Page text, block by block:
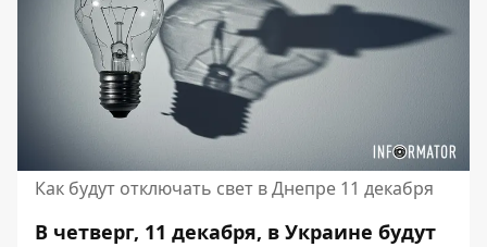
Как будут отключать свет в Днепре 11 декабря
В четверг, 11 декабря, в Украине будут